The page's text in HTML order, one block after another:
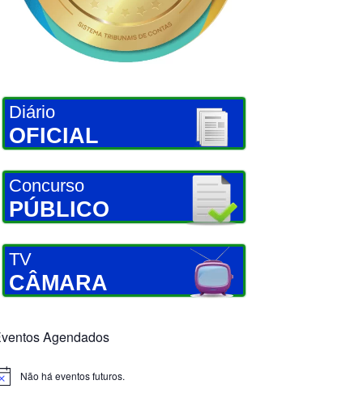
Diário
OFICIAL
Concurso
PÚBLICO
TV
CÂMARA
Agendados
Não há eventos futuros.